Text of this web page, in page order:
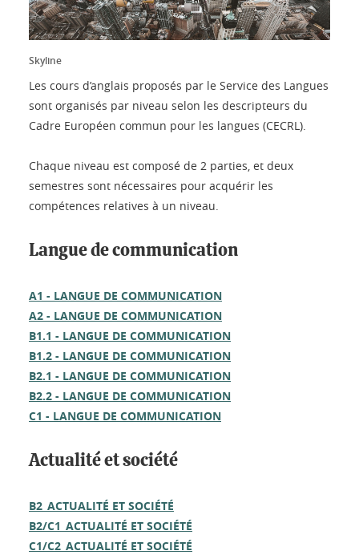
Skyline
Les cours d’anglais proposés par le Service des Langues
sont organisés par niveau selon les descripteurs du
Cadre Européen commun pour les langues (CECRL).
Chaque niveau est composé de 2 parties, et deux
semestres sont nécessaires pour acquérir les
compétences relatives à un niveau.
Langue de communication
A1 - LANGUE DE COMMUNICATION
A2 - LANGUE DE COMMUNICATION
B1.1 - LANGUE DE COMMUNICATION
B1.2 - LANGUE DE COMMUNICATION
B2.1 - LANGUE DE COMMUNICATION
B2.2 - LANGUE DE COMMUNICATION
C1 - LANGUE DE COMMUNICATION
Actualité et société
B2_ACTUALITÉ ET SOCIÉTÉ
B2/C1_ACTUALITÉ ET SOCIÉTÉ
C1/C2_ACTUALITÉ ET SOCIÉTÉ